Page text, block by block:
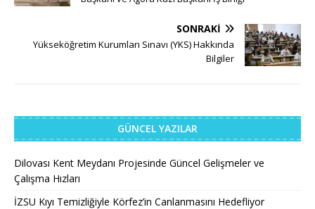
SONRAKI
Yükseköğretim Kurumları Sınavı (YKS) Hakkında
Bilgiler
GÜNCEL YAZILAR
Dilovası Kent Meydanı Projesinde Güncel Gelişmeler ve
Çalışma Hızları
İZSU Kıyı Temizliğiyle Körfez’in Canlanmasını Hedefliyor